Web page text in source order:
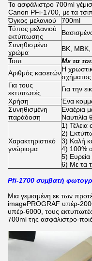
Το ασφάλιστρο 700ml
Canon PFi-1700, με τα
Όγκος μελανιού
700ml
Τύπος μελανιού
εκτύπωσης
Συνηθισμένο
χρώμα
BK,
Τσιπ
Με τα
Αριθμός κασετώνΗ
Για τους
εκτυπωτές
Για την
Χρήση
Ένα
Συνηθισμένη
παράδοση
Εναέρια
Ναυτιλία
Χαρακτηριστικό
γνώρισμα
1) Τέλεια
2)
3) Καλή
4) 100%
5)
6) Με τα
Pfi-1700 συμβατή
Μια γεμισμένη εκ των
imagePROGRAF υπέρ-
υπέρ-6000, τους
700ml της ασφάλιστρο-